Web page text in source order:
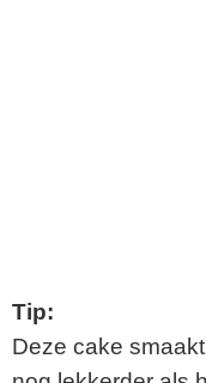
Tip:
Deze cake